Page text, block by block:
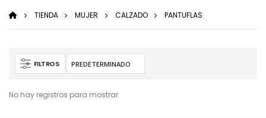
TIENDA MUJER CALZADO PANTUFLAS
FILTROS
No hay registros para mostrar